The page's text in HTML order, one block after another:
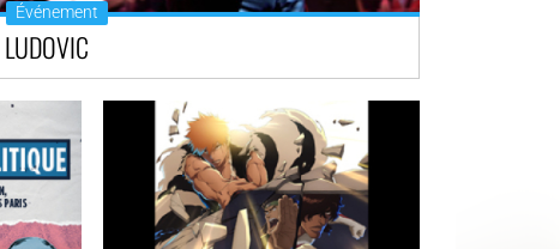
Événement
LUDOVIC